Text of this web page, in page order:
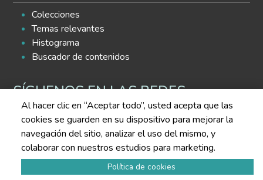
Colecciones
Temas relevantes
Histograma
Buscador de contenidos
SÍGUENOS EN LAS REDES
Política de privacidad
Al hacer clic en “Aceptar todo”, usted acepta que las
cookies se guarden en su dispositivo para mejorar la
navegación del sitio, analizar el uso del mismo, y
colaborar con nuestros estudios para marketing.
Política de cookies